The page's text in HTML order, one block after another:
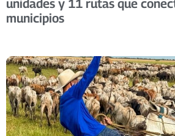
unidades y 11 rutas que
municipios